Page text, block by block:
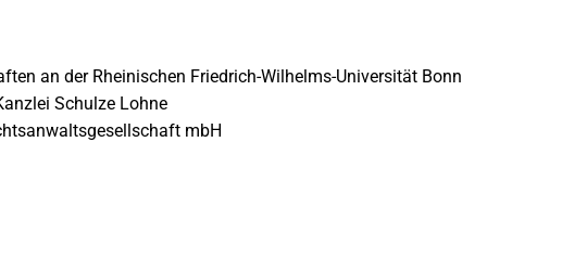
an der Rheinischen Friedrich-Wilhelms-Universität Bonn
Schulze Lohne
mbH